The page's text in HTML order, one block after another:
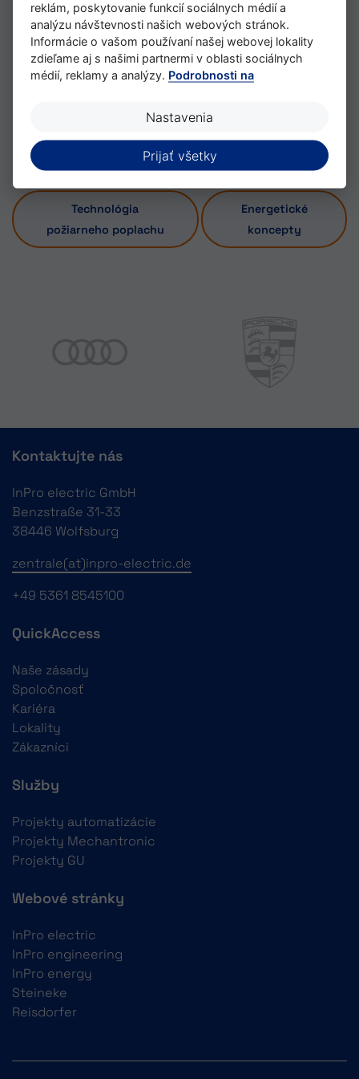
cenovými kalkuláciami.
Radi vás podporíme aj pri plánovaní projektu
vášho výrobného systému karosérie v bielej
farbe vďaka našim špecifickým odborným
Technológia
požiarneho poplachu
Energetické
koncepty
Kontaktujte nás
InPro electric GmbH
Benzstraße 31-33
38446 Wolfsburg
zentrale(at)inpro-electric.de
+49 5361 8545100
QuickAccess
Naše zásady
Spoločnosť
Kariéra
Lokality
Zákazníci
Služby
Projekty automatizácie
Projekty Mechantronic
Projekty GU
Webové stránky
InPro electric
InPro engineering
InPro energy
Steineke
Reisdorfer
reklám, poskytovanie funkcií sociálnych médií a
analýzu návštevnosti našich webových stránok.
Informácie o vašom používaní našej webovej lokality
zdieľame aj s našimi partnermi v oblasti sociálnych
médií, reklamy a analýzy. Podrobnosti na
Nastavenia
Prijať všetky